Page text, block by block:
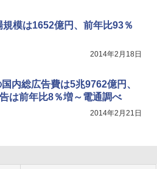
模は1652億円、前年比93％
2014年2月18日
内総広告費は5兆9762億円、
は前年比8％増～電通調べ
2014年2月21日